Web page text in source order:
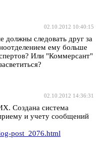
02.10.2012 10:40:15
должны следовать друг за
ему больше
Или "Коммерсант"
02.10.2012 14:36:31
система
и учету сообщений
post_2076.html